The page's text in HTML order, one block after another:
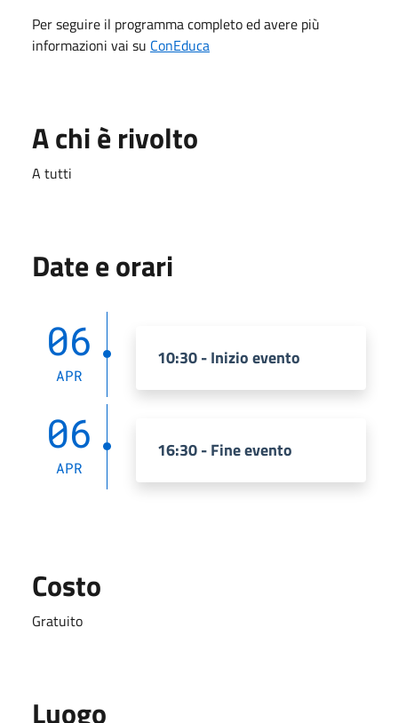
Per seguire il programma completo ed avere più
informazioni vai su ConEduca
A chi è rivolto
A tutti
Date e orari
06
APR
10:30 - Inizio evento
06
APR
16:30 - Fine evento
Costo
Gratuito
Luogo